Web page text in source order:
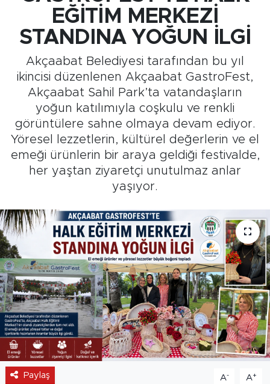
EĞİTİM MERKEZİ
STANDINA YOĞUN İLGİ
Akçaabat Belediyesi tarafından bu yıl
ikincisi düzenlenen Akçaabat GastroFest,
Akçaabat Sahil Park’ta vatandaşların
yoğun katılımıyla coşkulu ve renkli
görüntülere sahne olmaya devam ediyor.
Yöresel lezzetlerin, kültürel değerlerin ve el
emeği ürünlerin bir araya geldiği festivalde,
her yaştan ziyaretçi unutulmaz anlar
yaşıyor.
Paylaş A- A+
Medya
Siyaset
Teknoloji
GURBETTEN SILAYA
Foto Galeri
Manşet
Ulusal Son Dakika Haberleri